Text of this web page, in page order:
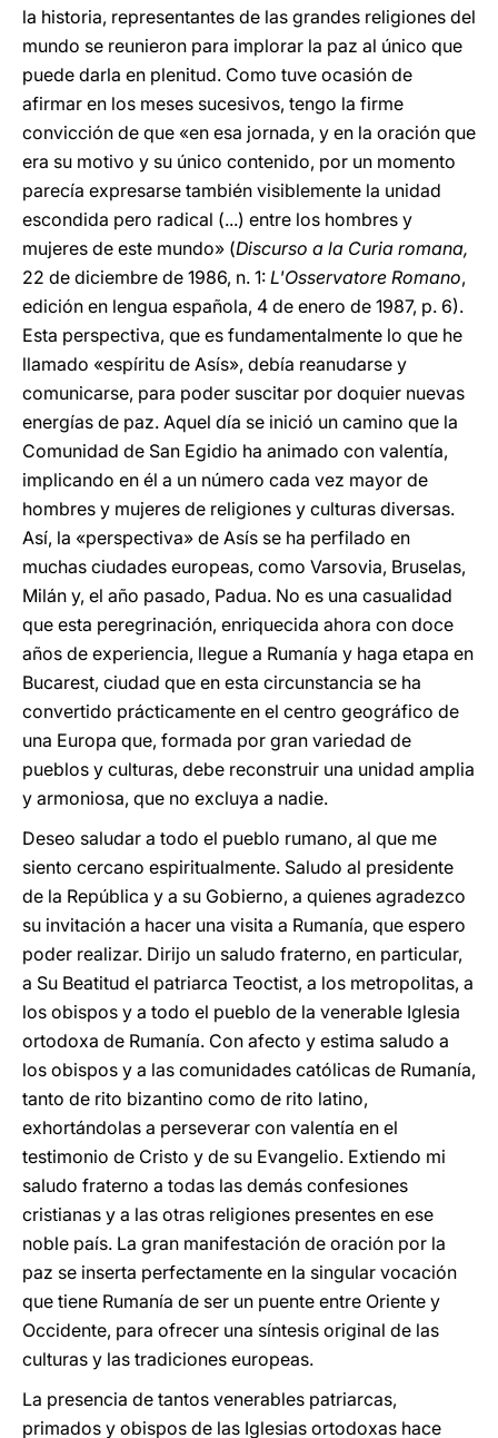
la historia, representantes de las grandes religiones del
mundo se reunieron para implorar la paz al único que
puede darla en plenitud. Como tuve ocasión de
afirmar en los meses sucesivos, tengo la firme
convicción de que «en esa jornada, y en la oración que
era su motivo y su único contenido, por un momento
parecía expresarse también visiblemente la unidad
escondida pero radical (...) entre los hombres y
mujeres de este mundo» (Discurso a la Curia romana,
22 de diciembre de 1986, n. 1: L'Osservatore Romano,
edición en lengua española, 4 de enero de 1987, p. 6).
Esta perspectiva, que es fundamentalmente lo que he
llamado «espíritu de Asís», debía reanudarse y
comunicarse, para poder suscitar por doquier nuevas
energías de paz. Aquel día se inició un camino que la
Comunidad de San Egidio ha animado con valentía,
implicando en él a un número cada vez mayor de
hombres y mujeres de religiones y culturas diversas.
Así, la «perspectiva» de Asís se ha perfilado en
muchas ciudades europeas, como Varsovia, Bruselas,
Milán y, el año pasado, Padua. No es una casualidad
que esta peregrinación, enriquecida ahora con doce
años de experiencia, llegue a Rumanía y haga etapa en
Bucarest, ciudad que en esta circunstancia se ha
convertido prácticamente en el centro geográfico de
una Europa que, formada por gran variedad de
pueblos y culturas, debe reconstruir una unidad amplia
y armoniosa, que no excluya a nadie.
Deseo saludar a todo el pueblo rumano, al que me
siento cercano espiritualmente. Saludo al presidente
de la República y a su Gobierno, a quienes agradezco
su invitación a hacer una visita a Rumanía, que espero
poder realizar. Dirijo un saludo fraterno, en particular,
a Su Beatitud el patriarca Teoctist, a los metropolitas, a
los obispos y a todo el pueblo de la venerable Iglesia
ortodoxa de Rumanía. Con afecto y estima saludo a
los obispos y a las comunidades católicas de Rumanía,
tanto de rito bizantino como de rito latino,
exhortándolas a perseverar con valentía en el
testimonio de Cristo y de su Evangelio. Extiendo mi
saludo fraterno a todas las demás confesiones
cristianas y a las otras religiones presentes en ese
noble país. La gran manifestación de oración por la
paz se inserta perfectamente en la singular vocación
que tiene Rumanía de ser un puente entre Oriente y
Occidente, para ofrecer una síntesis original de las
culturas y las tradiciones europeas.
La presencia de tantos venerables patriarcas,
primados y obispos de las Iglesias ortodoxas hace